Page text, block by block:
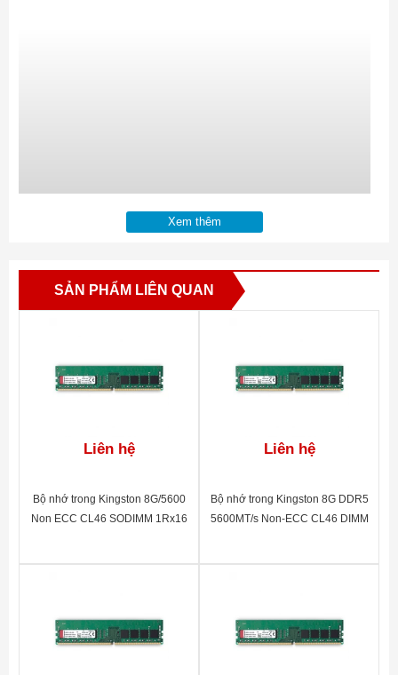
Xem thêm
SẢN PHẨM LIÊN QUAN
Liên hệ
Bộ nhớ trong Kingston 8G/5600
Non ECC CL46 SODIMM 1Rx16
Liên hệ
Bộ nhớ trong Kingston 8G DDR5
5600MT/s Non-ECC CL46 DIMM